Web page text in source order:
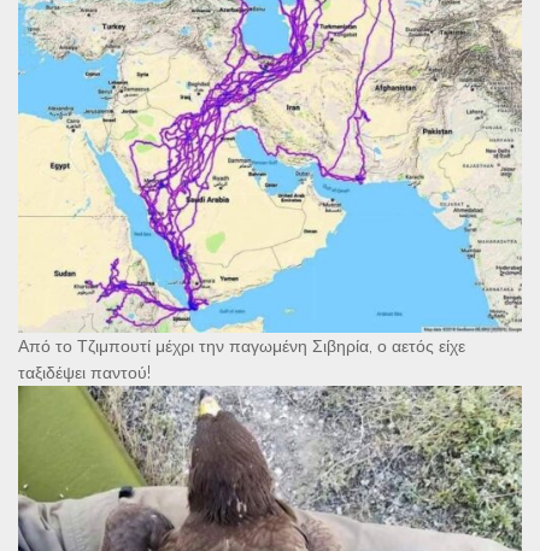
Από το Τζιμπουτί μέχρι την παγωμένη Σιβηρία, ο αετός είχε
ταξιδέψει παντού!